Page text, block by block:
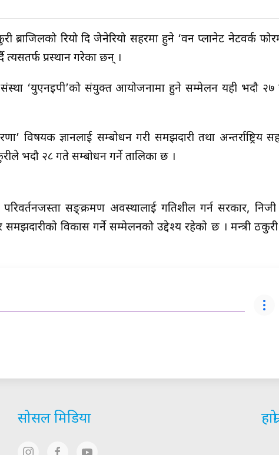
ब्राजिलको रियो दि जेनेरियो सहरमा हुने ‘वन प्लानेट नेटवर्क
त्यसतर्फ प्रस्थान गरेका छन् ।
संस्था ‘युएनइपी’को संयुक्त आयोजनामा हुने सम्मेलन यही भदौ २७
विषयक ज्ञानलाई सम्बोधन गरी समझदारी तथा अन्तर्राष्ट्रिय
भदौ २८ गते सम्बोधन गर्ने तालिका छ ।
सङ्क्रमण अवस्थालाई गतिशील गर्न सरकार, निजी
विकास गर्ने सम्मेलनको उद्देश्य रहेको छ । मन्त्री
सोसल मिडिया